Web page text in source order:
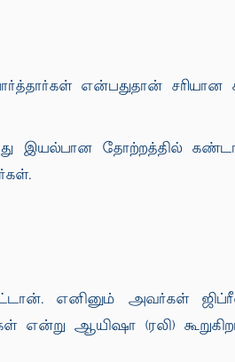
என்பதுதான் சரியான
தோற்றத்தில்
எனினும் அவர்கள்
ஆயிஷா (ரலி)